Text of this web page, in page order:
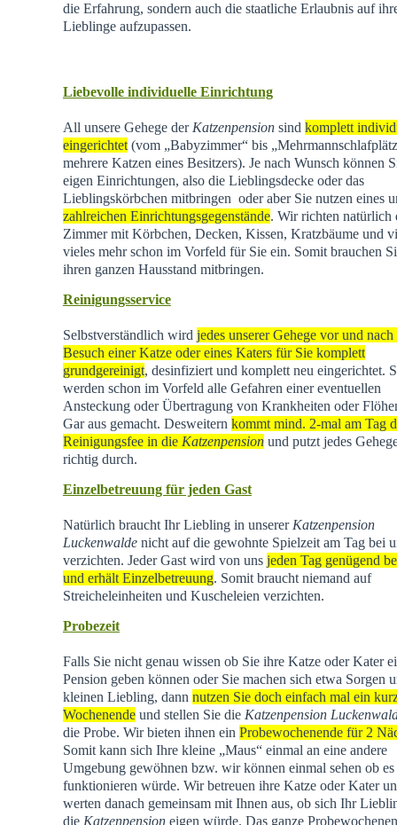
die Erfahrung, sondern auch die staatliche Erlaubnis auf
Lieblinge aufzupassen.
Liebevolle individuelle Einrichtung
All unsere Gehege der Katzenpensionsind komplett
eingerichtet(vom „Babyzimmer“ bis
mehrere Katzen eines Besitzers). Je nach Wunsch können
eigen Einrichtungen, also die Lieblingsdecke oder das
Lieblingskörbchen mitbringen oder aber Sie nutzen eines
zahlreichen Einrichtungsgegenstände. Wir richten natürlich
Zimmer mit Körbchen, Decken, Kissen, Kratzbäume und
vieles mehr schon im Vorfeld für Sie ein. Somit brauchen
ihren ganzen Hausstand mitbringen.
Reinigungsservice
Selbstverständlich wird jedes unserer Gehege vor und nach
Besuch einer Katze oder eines Katers für Sie komplett
grundgereinigt, desinfiziert und komplett neu eingerichtet.
werden schon im Vorfeld alle Gefahren einer eventuellen
Ansteckung oder Übertragung von Krankheiten oder
Gar aus gemacht. Desweitern kommt mind. 2-mal am Tag
Reinigungsfee in die Katzenpensionund putzt jedes
richtig durch.
Einzelbetreuung für jeden Gast
Natürlich braucht Ihr Liebling in unserer Katzenpension
Luckenwaldenicht auf die gewohnte Spielzeit am Tag bei
verzichten. Jeder Gast wird von uns jeden Tag genügend
und erhält Einzelbetreuung. Somit braucht niemand auf
Streicheleinheiten und Kuscheleien verzichten.
Probezeit
Falls Sie nicht genau wissen ob Sie ihre Katze oder Kater
Pension geben können oder Sie machen sich etwa Sorgen
kleinen Liebling, dann nutzen Sie doch einfach mal ein
Wochenendeund stellen Sie die Katzenpension
die Probe. Wir bieten ihnen ein Probewochenende für 2
Somit kann sich Ihre kleine „Maus“ einmal an eine andere
Umgebung gewöhnen bzw. wir können einmal sehen ob es
funktionieren würde. Wir betreuen ihre Katze oder Kater
werten danach gemeinsam mit Ihnen aus, ob sich Ihr
die Katzenpensioneigen würde. Das ganze